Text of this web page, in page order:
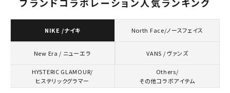
NIKE /ナイキ North Face/ノースフェイス
New Era / ニューエラ VANS / ヴァンズ
HYSTERIC GLAMOUR/
ヒステリックグラマー
Others/
その他コラボアイテム